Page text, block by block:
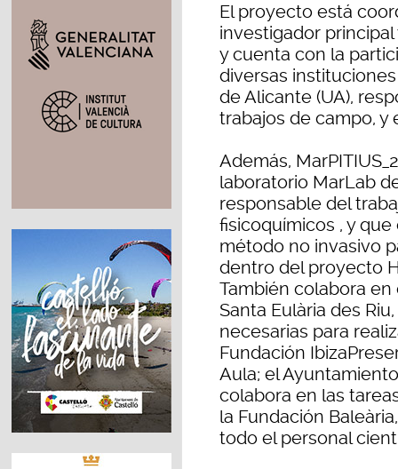
El proyecto está
investigador
y cuenta con la
diversas
de Alicante (UA),
trabajos de campo, y
Además,
laboratorio MarLab
responsable del
fisicoquímicos , y
método no invasivo
dentro del proyecto
También colabora
Santa Eulària des
necesarias para
Fundación
Aula; el
colabora en las
la Fundación
todo el personal